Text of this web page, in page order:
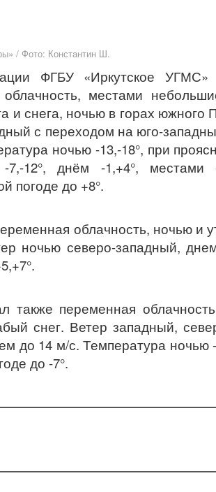
/ Фото: Константин Ш.
ФГБУ «Иркутское УГМС»
облачность, местами
и снега, ночью в горах
с переходом на юго-
ночью -13,-18°, при
-7,-12°, днём -1,+4°,
погоде до +8°.
облачность, ночью
ночью северо-западный,
также переменная
снег. Ветер западный,
до 14 м/с. Температура ночью
до -7°.